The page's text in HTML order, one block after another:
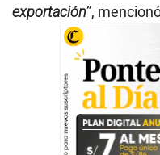
exportación”,